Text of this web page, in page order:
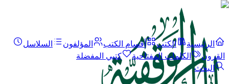
الرئيسية الكتب أقسام الكتب المؤلفون
السلاسل
القرون
الكلمات المفتاحية
كتبي المفضلة
البحث